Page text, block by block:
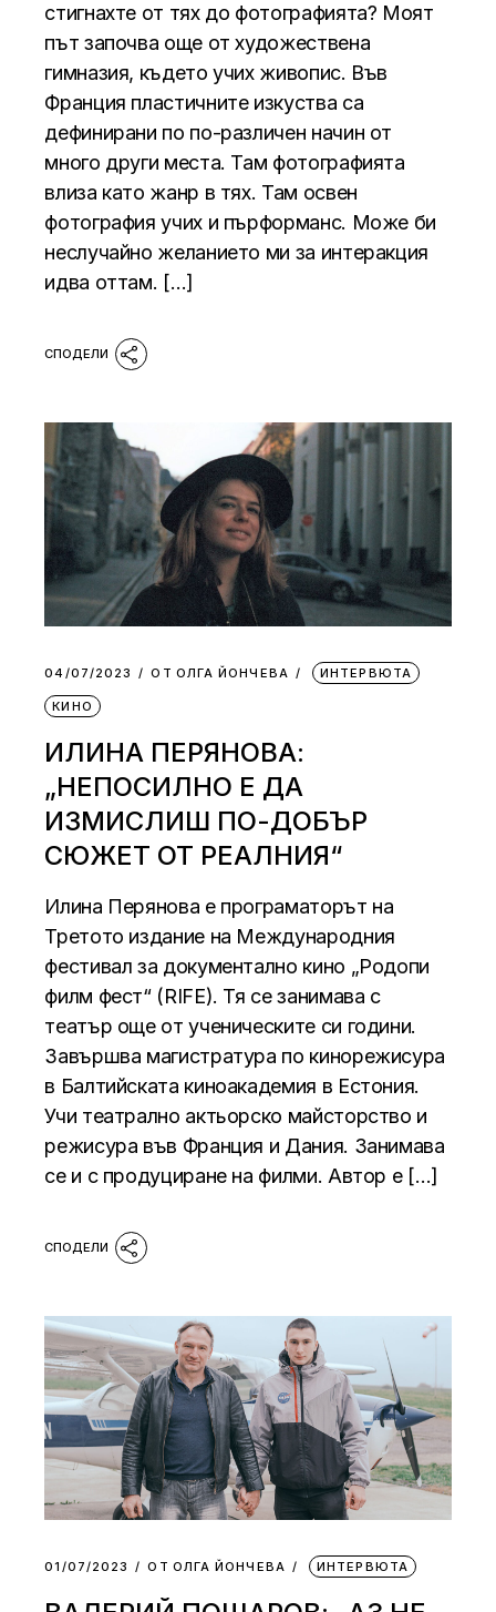
стигнахте от тях до фотографията? Моят
път започва още от художествена
гимназия, където учих живопис. Във
Франция пластичните изкуства са
дефинирани по по-различен начин от
много други места. Там фотографията
влиза като жанр в тях. Там освен
фотография учих и пърформанс. Може би
неслучайно желанието ми за интеракция
идва оттам. […]
04/07/2023 ОТ ОЛГА ЙОНЧЕВА ИНТЕРВЮТА
КИНО
ИЛИНА ПЕРЯНОВА:
„НЕПОСИЛНО Е ДА
ИЗМИСЛИШ ПО-ДОБЪР
СЮЖЕТ ОТ РЕАЛНИЯ“
Илина Перянова е програматорът на
Третото издание на Международния
фестивал за документално кино „Родопи
филм фест“ (RIFE). Тя се занимава с
театър още от ученическите си години.
Завършва магистратура по кинорежисура
в Балтийската киноакадемия в Естония.
Учи театрално актьорско майсторство и
режисура във Франция и Дания. Занимава
се и с продуциране на филми. Автор е […]
01/07/2023 ОТ ОЛГА ЙОНЧЕВА ИНТЕРВЮТА